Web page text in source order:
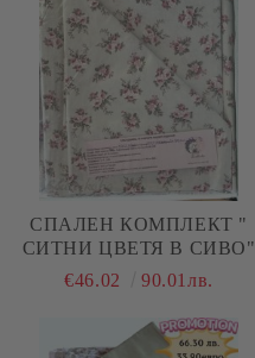
СПАЛЕН КОМПЛЕКТ "
СИТНИ ЦВЕТЯ В СИВО"
€46.02
90.01лв.